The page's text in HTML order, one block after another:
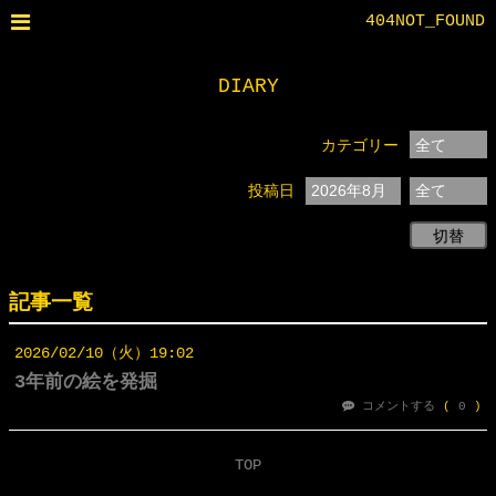
404NOT_FOUND
DIARY
カテゴリー
投稿日
切替
記事一覧
2026 02 10 （火） 19:02
3年前の絵を発掘
コメントする ( 0 )
TOP